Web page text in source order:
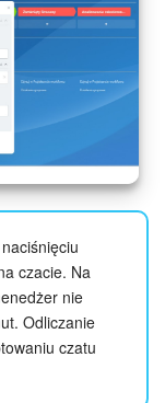
czacie. Na
nie
Odliczanie
czatu